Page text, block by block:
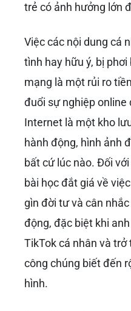
trẻ có ảnh hưởng lớn
Việc các nội dung cá
tình hay hữu ý, bị
mạng là một rủi ro
đuổi sự nghiệp online
Internet là một kho
hành động, hình ảnh
bất cứ lúc nào. Đối với
bài học đắt giá về
gìn đời tư và cân
động, đặc biệt khi
TikTok cá nhân và
công chúng biết đến
hình.